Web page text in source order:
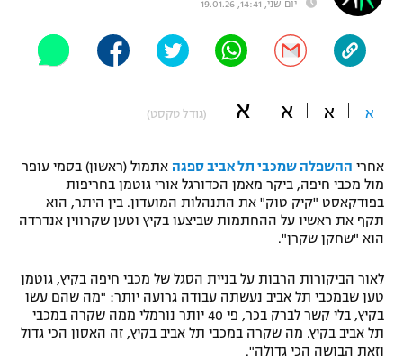
תקנון עבור פעילות אלקטרה
תקנון עבור פעילות ספורט 1 – "מרלן"
גיימינג E-Sports
תנאי שימוש
מדיניות פרטיות
אופניים
פוטבול אמריקאי NFL
בייסבול MLB
אומנויות לחימה
גיימינג E-Sports
יום שני, 14:41, 19.01.26
א א א א (גודל טקסט)
אחרי ההשפלה שמכבי תל אביב ספגה אתמול (ראשון) בסמי עופר
מול מכבי חיפה, ביקר מאמן הכדורגל אורי גוטמן בחריפות
בפודקאסט "קיק טוק" את התנהלות המועדון. בין היתר, הוא
תקף את ראשיו על ההחתמות שביצעו בקיץ וטען שקרווין אנדרדה
הוא "שחקן שקרן".
לאור הביקורות הרבות על בניית הסגל של מכבי חיפה בקיץ, גוטמן
טען שבמכבי תל אביב נעשתה עבודה גרועה יותר: "מה שהם עשו
בקיץ, בלי קשר לברק בכר, פי 40 יותר נורמלי ממה שקרה במכבי
תל אביב בקיץ. מה שקרה במכבי תל אביב בקיץ, זה האסון הכי גדול
וזאת הבושה הכי גדולה".